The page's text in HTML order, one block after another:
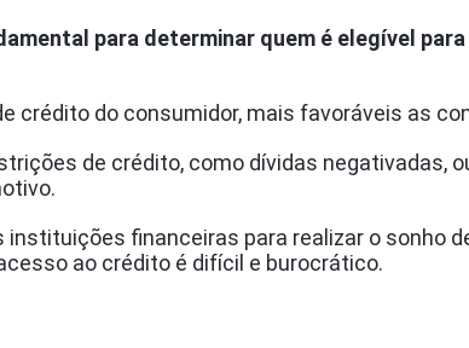
para determinar quem é elegível
crédito do consumidor, mais favoráveis ​​as
de crédito, como dívidas negativadas,
financeiras para realizar o sonho
ao crédito é difícil e burocrático.